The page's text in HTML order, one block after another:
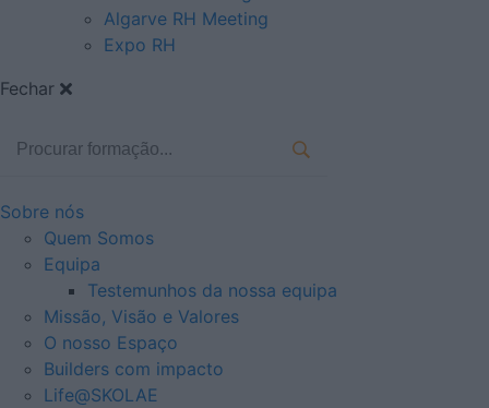
Algarve RH Meeting
Expo RH
Fechar
Sobre nós
Quem Somos
Equipa
Testemunhos da nossa equipa
Missão, Visão e Valores
O nosso Espaço
Builders com impacto
Life@SKOLAE